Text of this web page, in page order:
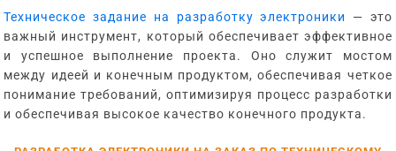
Техническое задание на разработку электроники
— это
важный инструмент, который обеспечивает эффективное
и успешное выполнение проекта. Оно служит мостом
между идеей и конечным продуктом, обеспечивая четкое
понимание требований, оптимизируя процесс разработки
и обеспечивая высокое качество конечного продукта.